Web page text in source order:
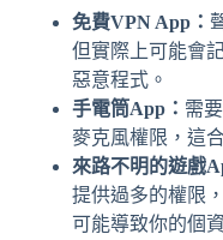
免費VPN App：
但實際上可能會
惡意程式。
手電筒App： 需
麥克風權限，這
來路不明的遊戲
提供過多的權限
可能導致你的個